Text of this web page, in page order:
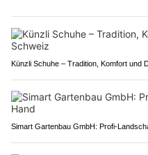
Künzli Schuhe – Tradition, Komfort und
Simart Gartenbau GmbH: Profi-